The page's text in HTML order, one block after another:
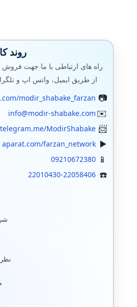
روند
راه های ارتباطی با ما جهت فروش
از طریق ایمیل، واتس اپ و
modir_shabake_farzan
info@modir-shabake.com
telegram.me/ModirShabake
aparat.com/farzan_network
09210672380
22010430-22058406